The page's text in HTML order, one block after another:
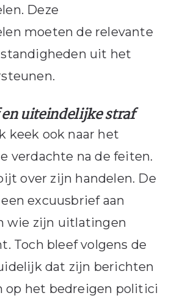
Deze
moeten de relevante
uit het
uiteindelijke straf
keek ook naar het
verdachte na de feiten.
over zijn handelen. De
excuusbrief aan
wie zijn uitlatingen
Toch bleef volgens de
dat zijn berichten
op het bedreigen politici